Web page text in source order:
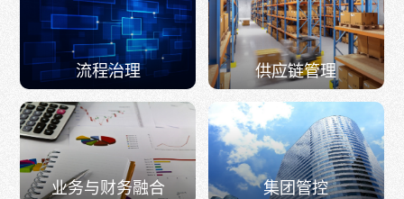
流程治理 供应链管理
业务与财务融合 集团管控